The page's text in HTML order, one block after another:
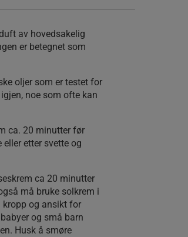
av hovedsakelig
er betegnet som
oljer som er testet for
noe som ofte kan
ca. 20 minutter før
etter svette og
ca 20 minutter
må bruke solkrem i
kropp og ansikt for
og små barn
Husk å smøre